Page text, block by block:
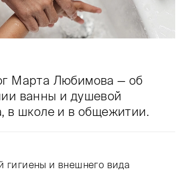
Марта Любимова — об
ванны и душевой
в школе и в общежитии.
гигиены и внешнего вида